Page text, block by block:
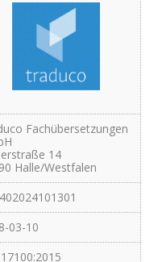
Fachübersetzungen
14
Halle/Westfalen
03-10